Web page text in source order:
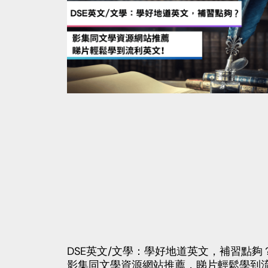
DSE英文/文學：學好地道英文，補習點夠
影集同文學資源網站推薦，睇片輕鬆學到